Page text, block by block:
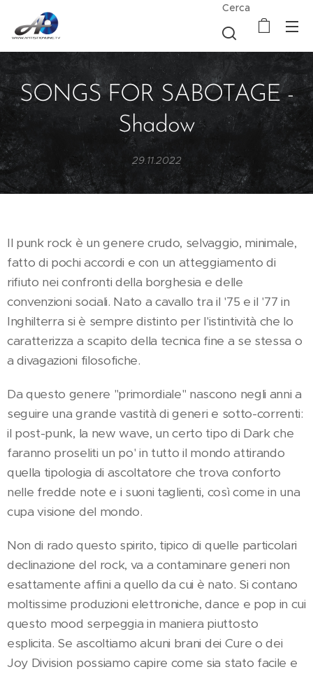
Cerca
SONGS FOR SABOTAGE -
Shadow
29.11.2022
Il punk rock è un genere crudo, selvaggio, minimale,
fatto di pochi accordi e con un atteggiamento di
rifiuto nei confronti della borghesia e delle
convenzioni sociali. Nato a cavallo tra il '75 e il '77 in
Inghilterra si è sempre distinto per l'istintività che lo
caratterizza a scapito della tecnica fine a se stessa o
a divagazioni filosofiche.
Da questo genere "primordiale" nascono negli anni a
seguire una grande vastità di generi e sotto-correnti:
il post-punk, la new wave, un certo tipo di Dark che
faranno proseliti un po' in tutto il mondo attirando
quella tipologia di ascoltatore che trova conforto
nelle fredde note e i suoni taglienti, così come in una
cupa visione del mondo.
Non di rado questo spirito, tipico di quelle particolari
declinazione del rock, va a contaminare generi non
esattamente affini a quello da cui è nato. Si contano
moltissime produzioni elettroniche, dance e pop in cui
questo mood serpeggia in maniera piuttosto
esplicita. Se ascoltiamo alcuni brani dei Cure o dei
Joy Division possiamo capire come sia stato facile e